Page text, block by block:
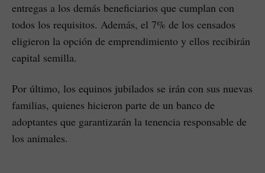
entregas a los demás beneficiarios que cumplan con
todos los requisitos. Además, el 7% de los censados
eligieron la opción de emprendimiento y ellos recibirán
capital semilla.
Por último, los equinos jubilados se irán con sus nuevas
familias, quienes hicieron parte de un banco de
adoptantes que garantizarán la tenencia responsable de
los animales.